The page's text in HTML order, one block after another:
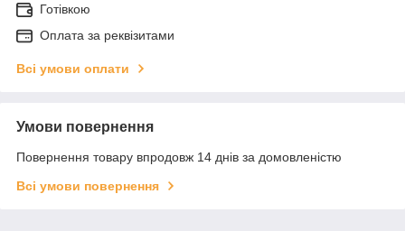
Готівкою
Оплата за реквізитами
Всі умови оплати
Умови повернення
Повернення товару впродовж 14 днів за домовленістю
Всі умови повернення